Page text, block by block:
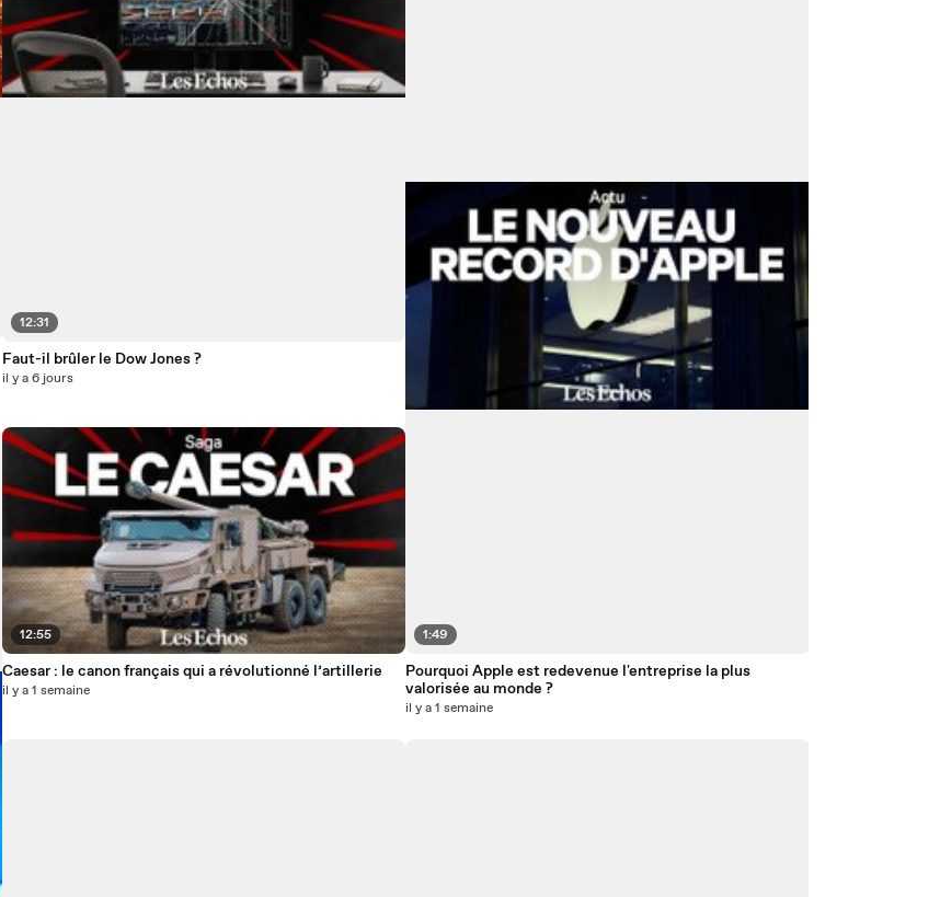
12:31
Faut-il brûler le Dow Jones ?
il y a 6 jours
12:55
Caesar : le canon français qui a révolutionné l’artillerie
il y a 1 semaine
1:49
Pourquoi Apple est redevenue l'entreprise la plus
valorisée au monde ?
il y a 1 semaine